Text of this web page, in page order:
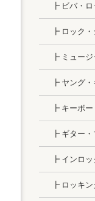
┣ ビバ・ロ
┣ ロック・
┣ ミュー
┣ ヤング・
┣ キーボ
┣ ギター・
┣ インロッ
┣ ロッキン